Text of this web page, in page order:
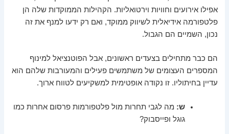
אפילו אירועים וחוויות וירטואליות. הקהילות הממוקדות שלה הן
פלטפורמה אידיאלית לשיווק ממוקד, ואם רק ידעו למנף את זה
נכון, השמיים הם הגבול.
הם כבר מתחילים בצעדים ראשונים, אבל הפוטנציאל למינוף
המספרים העצומים של משתמשים פעילים והמעורבות שלהם הוא
עדיין בחיתוליו. זו נקודה אופטימית למשקיעים לטווח ארוך.
ש: מה לגבי תחרות מול פלטפורמות פרסום אחרות כמו
גוגל ופייסבוק?